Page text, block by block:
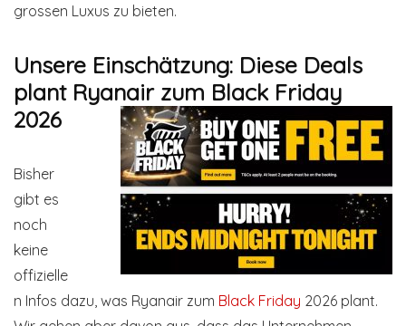
grossen Luxus zu bieten.
Unsere Einschätzung: Diese Deals
plant Ryanair zum Black Friday
2026
Bisher
gibt es
noch
keine
offizielle
n Infos dazu, was Ryanair zum Black Friday 2026 plant.